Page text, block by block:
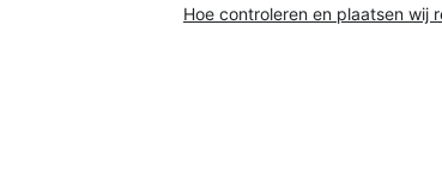
Hoe controleren en plaatsen wij